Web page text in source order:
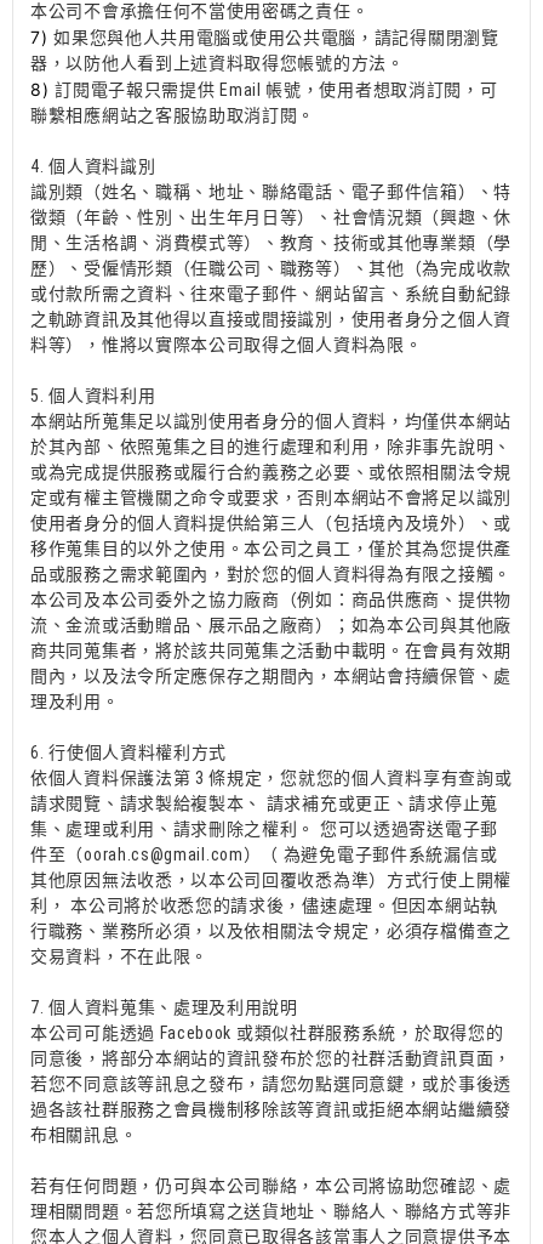
本公司不會承擔任何不當使用密碼之責任。
7) 如果您與他人共用電腦或使用公共電腦，請記得關閉瀏覽
器，以防他人看到上述資料取得您帳號的方法。
8) 訂閱電子報只需提供 Email 帳號，使用者想取消訂閱，可
聯繫相應網站之客服協助取消訂閱。
4. 個人資料識別
識別類（姓名、職稱、地址、聯絡電話、電子郵件信箱）、特
徵類（年齡、性別、出生年月日等）、社會情況類（興趣、休
閒、生活格調、消費模式等）、教育、技術或其他專業類（學
歷）、受僱情形類（任職公司、職務等）、其他（為完成收款
或付款所需之資料、往來電子郵件、網站留言、系統自動紀錄
之軌跡資訊及其他得以直接或間接識別，使用者身分之個人資
料等），惟將以實際本公司取得之個人資料為限。
5. 個人資料利用
本網站所蒐集足以識別使用者身分的個人資料，均僅供本網站
於其內部、依照蒐集之目的進行處理和利用，除非事先說明、
或為完成提供服務或履行合約義務之必要、或依照相關法令規
定或有權主管機關之命令或要求，否則本網站不會將足以識別
使用者身分的個人資料提供給第三人（包括境內及境外）、或
移作蒐集目的以外之使用。本公司之員工，僅於其為您提供產
品或服務之需求範圍內，對於您的個人資料得為有限之接觸。
本公司及本公司委外之協力廠商（例如：商品供應商、提供物
流、金流或活動贈品、展示品之廠商）；如為本公司與其他廠
商共同蒐集者，將於該共同蒐集之活動中載明。在會員有效期
間內，以及法令所定應保存之期間內，本網站會持續保管、處
理及利用。
6. 行使個人資料權利方式
依個人資料保護法第 3 條規定，您就您的個人資料享有查詢或
請求閱覽、請求製給複製本、 請求補充或更正、請求停止蒐
集、處理或利用、請求刪除之權利。 您可以透過寄送電子郵
件至（oorah.cs@gmail.com）（ 為避免電子郵件系統漏信或
其他原因無法收悉，以本公司回覆收悉為準）方式行使上開權
利， 本公司將於收悉您的請求後，儘速處理。但因本網站執
行職務、業務所必須，以及依相關法令規定，必須存檔備查之
交易資料，不在此限。
7. 個人資料蒐集、處理及利用說明
本公司可能透過 Facebook 或類似社群服務系統，於取得您的
同意後，將部分本網站的資訊發布於您的社群活動資訊頁面，
若您不同意該等訊息之發布，請您勿點選同意鍵，或於事後透
過各該社群服務之會員機制移除該等資訊或拒絕本網站繼續發
布相關訊息。
若有任何問題，仍可與本公司聯絡，本公司將協助您確認、處
理相關問題。若您所填寫之送貨地址、聯絡人、聯絡方式等非
您本人之個人資料，您同意已取得各該當事人之同意提供予本